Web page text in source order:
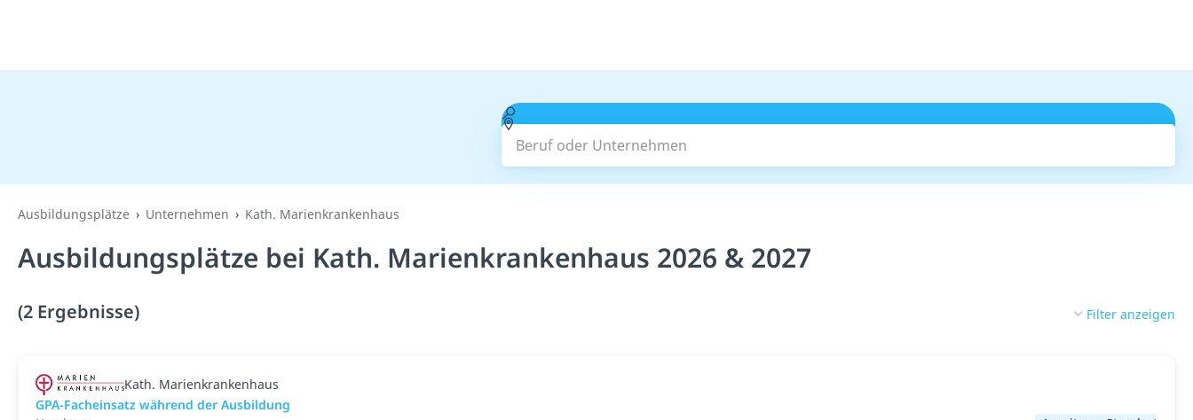
Beruf oder Unternehmen
Ausbildungsplätze Unternehmen Kath. Marienkrankenhaus
Ausbildungsplätze bei Kath. Marienkrankenhaus 2026 & 2027
(2 Ergebnisse) Filter anzeigen
Kath. Marienkrankenhaus
GPA-Facheinsatz während der Ausbildung